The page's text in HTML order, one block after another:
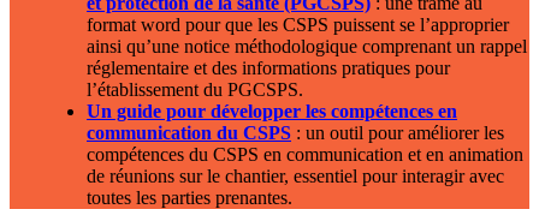
format word pour que les CSPS puissent se l’approprier
ainsi qu’une notice méthodologique comprenant un rappel
réglementaire et des informations pratiques pour
l’établissement du PGCSPS.
Un guide pour développer les compétences en
communication du CSPS : un outil pour améliorer les
compétences du CSPS en communication et en animation
de réunions sur le chantier, essentiel pour interagir avec
toutes les parties prenantes.